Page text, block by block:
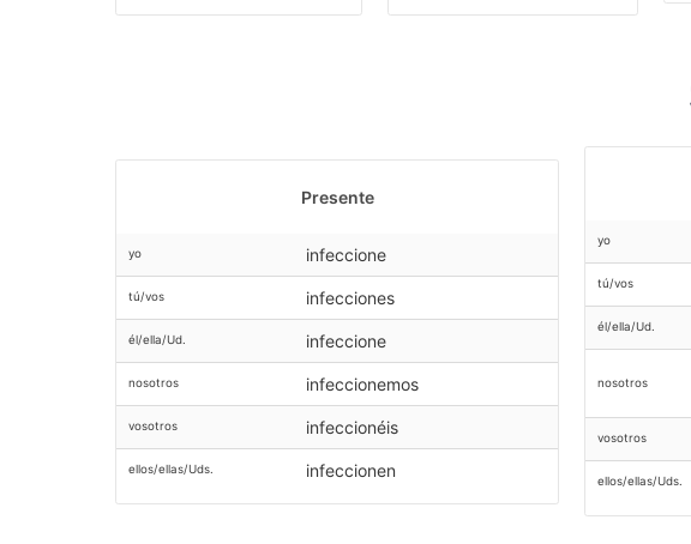
Presente
yo infeccione
tú/vos infecciones
él/ella/Ud. infeccione
nosotros infeccionemos
vosotros infeccionéis
ellos/ellas/Uds. infeccionen
yo
tú/vos
él/ella/Ud.
nosotros
vosotros
ellos/ellas/Uds.